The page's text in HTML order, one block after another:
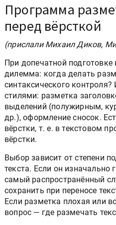
Программа
перед вёрсткой
(прислали Михаил Диков,
При допечатной подготовке
дилемма: когда делать
синтаксического
стилями: разметка
выделений (полужирным,
др.), оформление сносок.
вёрстки, т. е. в текстовом
вёрстки.
Выбор зависит от степени
текста. Если он изначально
самый распространённый
сохранить при переносе
Если разметка плохая или
вопрос — где размечать